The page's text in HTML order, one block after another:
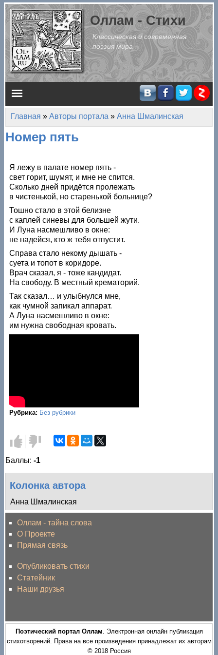
Перейти к основному содержанию
Оллам - Стихи
Классическая и современная
поэзия мира
Главное меню
Вы здесь
Главная » Авторы портала » Анна Шмалинская
Номер пять
Я лежу в палате номер пять -
свет горит, шумят, и мне не спится.
Сколько дней придётся пролежать
в чистенькой, но старенькой больнице?
Тошно стало в этой белизне
с каплей синевы для большей жути.
И Луна насмешливо в окне:
не надейся, кто ж тебя отпустит.
Справа стало некому дышать -
суета и топот в коридоре.
Врач сказал, я - тоже кандидат.
На свободу. В местный крематорий.
Так сказал… и улыбнулся мне,
как чумной запикал аппарат.
А Луна насмешливо в окне:
им нужна свободная кровать.
Рубрика: Без рубрики
Голос
за!
Голос
против!
Баллы:-1
Колонка автора
Анна Шмалинская
Оллам - тайна слова
О Проекте
Прямая связь
Опубликовать стихи
Статейник
Наши друзья
Поэтический портал Оллам. Электронная онлайн публикация
стихотворений. Права на все произведения принадлежат их авторам
© 2018 Россия